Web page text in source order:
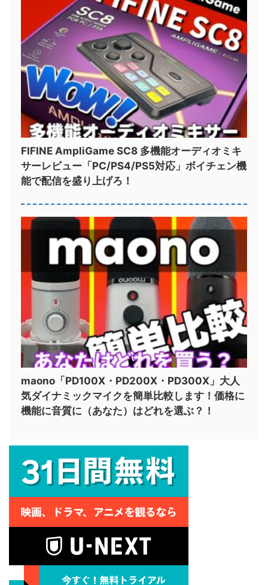
FIFINE AmpliGame SC8 多機能オーディオミキ
サーレビュー「PC/PS4/PS5対応」ボイチェン機
能で配信を盛り上げろ！
maono「PD100X・PD200X・PD300X」大人
気ダイナミックマイクを簡単比較します！価格に
機能に音質に（あなた）はどれを選ぶ？！